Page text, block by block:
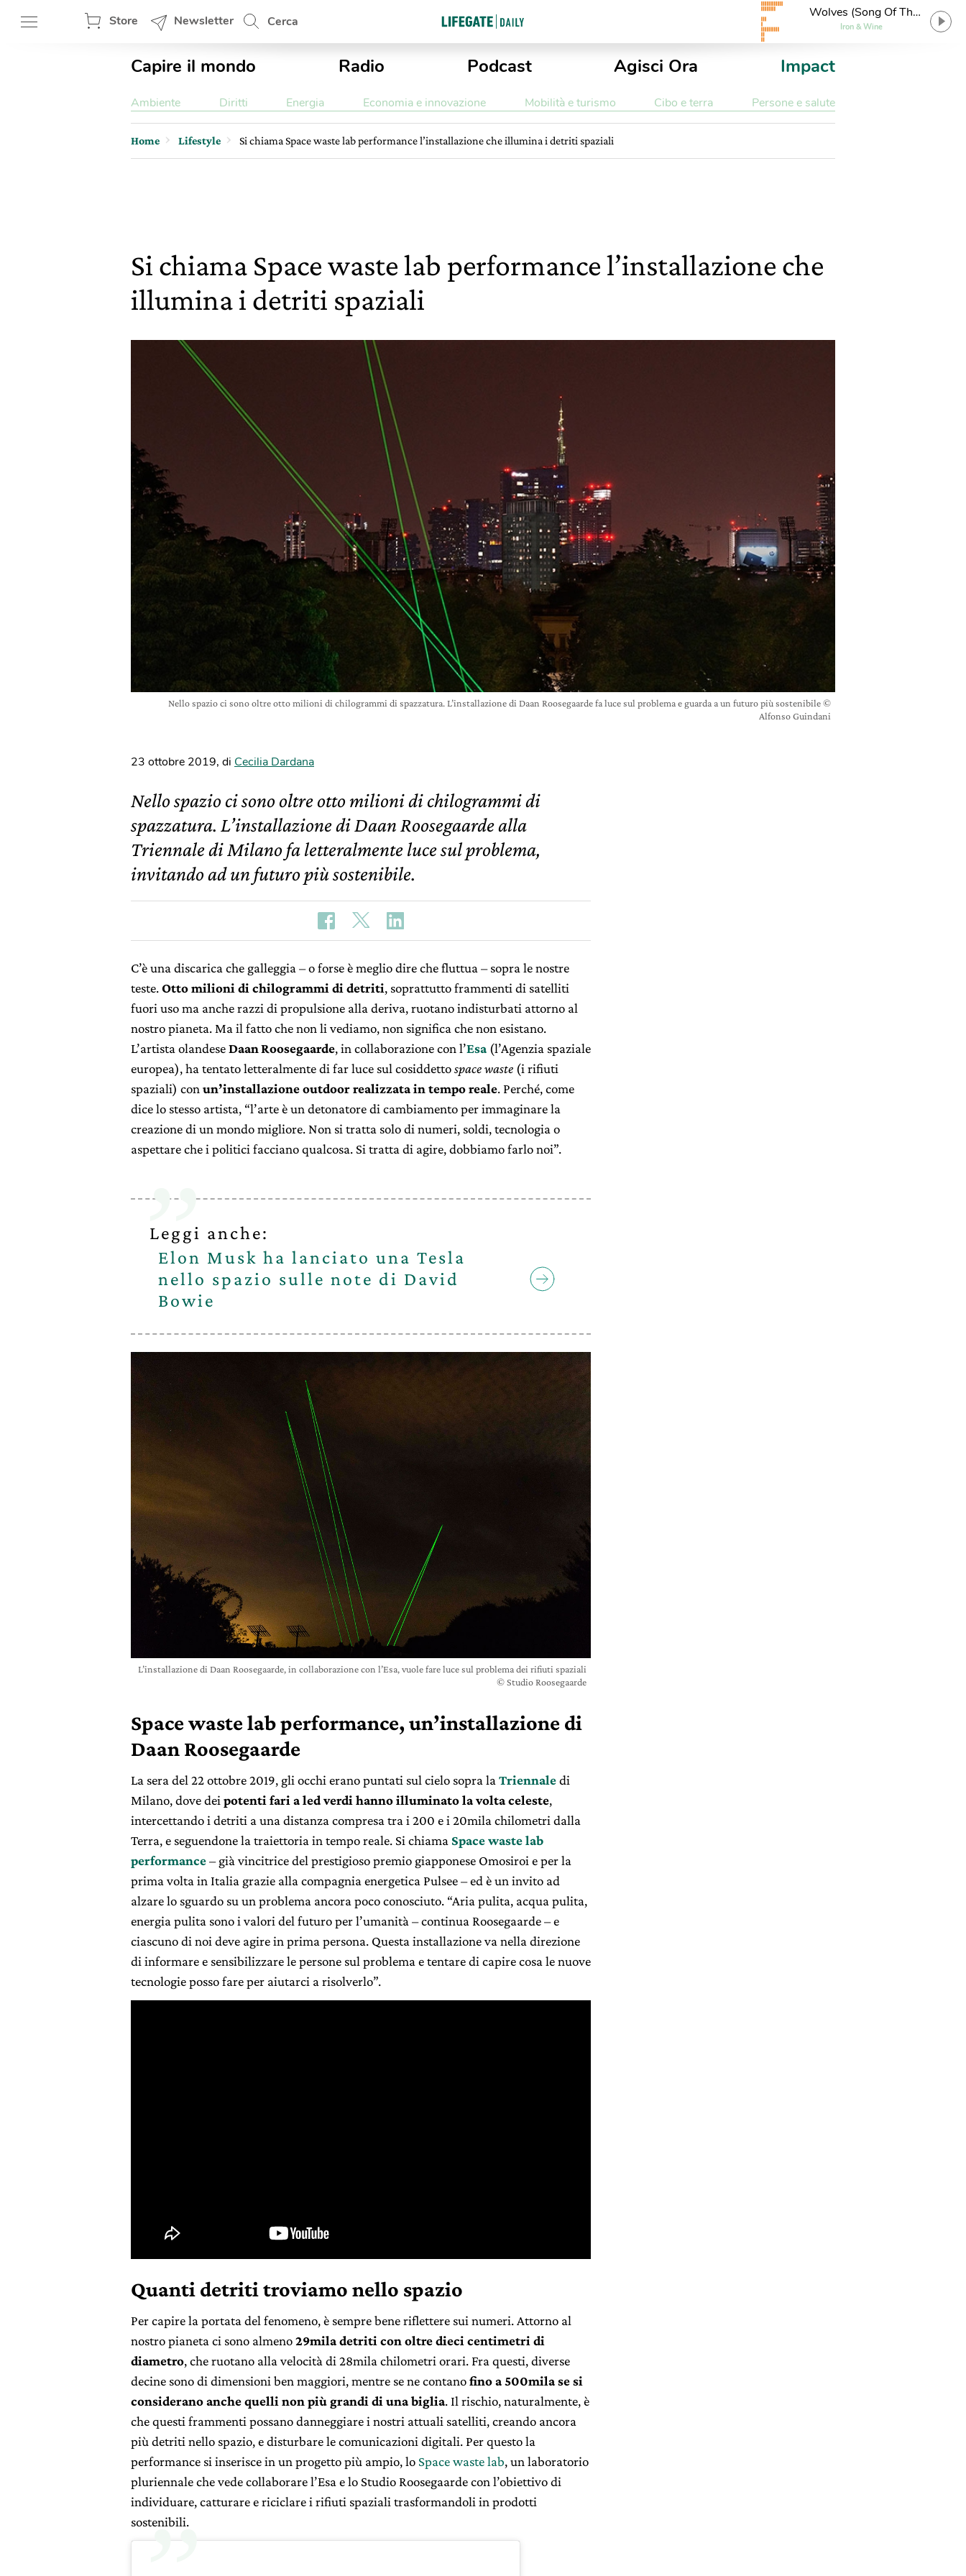
Store Newsletter Cerca
Wolves (Song Of The
Shepherd's Dog)
Iron & Wine
Capire il mondo Radio Podcast Agisci Ora Impact
Ambiente Diritti Energia Economia e innovazione Mobilità e turismo Cibo e terra Persone e salute
Home Lifestyle Si chiama Space waste lab performance l’installazione che illumina i detriti spaziali
Si chiama Space waste lab performance l’installazione che
illumina i detriti spaziali
Nello spazio ci sono oltre otto milioni di chilogrammi di spazzatura. L’installazione di Daan Roosegaarde fa luce sul problema e guarda a un futuro più sostenibile ©
Alfonso Guindani
23 ottobre 2019, di Cecilia Dardana
Nello spazio ci sono oltre otto milioni di chilogrammi di
spazzatura. L’installazione di Daan Roosegaarde alla
Triennale di Milano fa letteralmente luce sul problema,
invitando ad un futuro più sostenibile.
C’è una discarica che galleggia – o forse è meglio dire che fluttua – sopra le nostre
teste.Otto milioni di chilogrammi di detriti, soprattutto frammenti di satelliti
fuori uso ma anche razzi di propulsione alla deriva, ruotano indisturbati attorno al
nostro pianeta. Ma il fatto che non li vediamo, non significa che non esistano.
L’artista olandeseDaan Roosegaarde, in collaborazione con l’Esa (l’Agenzia spaziale
europea), ha tentato letteralmente di far luce sul cosiddettospace waste (i rifiuti
spaziali) con un’installazione outdoor realizzata in tempo reale. Perché, come
dice lo stesso artista, “l’arte è un detonatore di cambiamento per immaginare la
creazione di un mondo migliore. Non si tratta solo di numeri, soldi, tecnologia o
aspettare che i politici facciano qualcosa. Si tratta di agire, dobbiamo farlo noi”.
Leggi anche:
Elon Musk ha lanciato una Tesla
nello spazio sulle note di David
Bowie
L’installazione di Daan Roosegaarde, in collaborazione con l’Esa, vuole fare luce sul problema dei rifiuti spaziali
© Studio Roosegaarde
Space waste lab performance, un’installazione di
Daan Roosegaarde
La sera del 22 ottobre 2019, gli occhi erano puntati sul cielo sopra laTriennaledi
Milano, dove deipotenti fari a led verdi hanno illuminato la volta celeste,
intercettando i detriti a una distanza compresa tra i 200 e i 20mila chilometri dalla
Terra, e seguendone la traiettoria in tempo reale. Si chiama Space waste lab
performance– già vincitrice del prestigioso premio giapponese Omosiroi e per la
prima volta in Italia grazie alla compagnia energetica Pulsee – ed è un invito ad
alzare lo sguardo su un problema ancora poco conosciuto. “Aria pulita, acqua pulita,
energia pulita sono i valori del futuro per l’umanità – continua Roosegaarde – e
ciascuno di noi deve agire in prima persona. Questa installazione va nella direzione
di informare e sensibilizzare le persone sul problema e tentare di capire cosa le nuove
tecnologie posso fare per aiutarci a risolverlo”.
Quanti detriti troviamo nello spazio
Per capire la portata del fenomeno, è sempre bene riflettere sui numeri. Attorno al
nostro pianeta ci sono almeno29mila detriti con oltre dieci centimetri di
diametro, che ruotano alla velocità di 28mila chilometri orari. Fra questi, diverse
decine sono di dimensioni ben maggiori, mentre se ne contanofino a 500mila se si
considerano anche quelli non più grandi di una biglia. Il rischio, naturalmente, è
che questi frammenti possano danneggiare i nostri attuali satelliti, creando ancora
più detriti nello spazio, e disturbare le comunicazioni digitali. Per questo la
performance si inserisce in un progetto più ampio, lo Space waste lab, un laboratorio
pluriennale che vede collaborare l’Esa e lo Studio Roosegaarde con l’obiettivo di
individuare, catturare e riciclare i rifiuti spaziali trasformandoli in prodotti
sostenibili.